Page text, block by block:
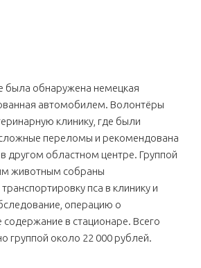
была обнаружена немецкая
автомобилем. Волонтёры
клинику, где были
переломы и рекомендована
другом областном центре. Группой
животным собраны
пса в клинику и
операцию о
в стационаре. Всего
группой около 22 000 рублей.